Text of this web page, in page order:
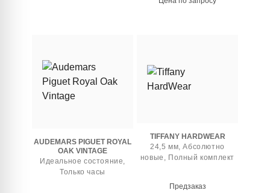
AUDEMARS PIGUET ROYAL
OAK VINTAGE
Идеальное состояние,
Только часы
TIFFANY HARDWEAR
24,5 мм, Абсолютно
новые, Полный комплект
Предзаказ